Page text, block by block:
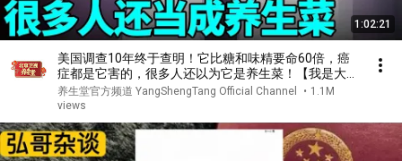
1:02:21
美国调查10年终于查明！它比糖和味精要命60倍，癌
症都是它害的，很多人还以为它是养生菜！【我是大医
生】
养生堂官方频道 YangShengTang Official Channel • 1.1M
views